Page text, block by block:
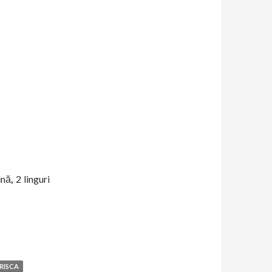
, 2 linguri
exotice